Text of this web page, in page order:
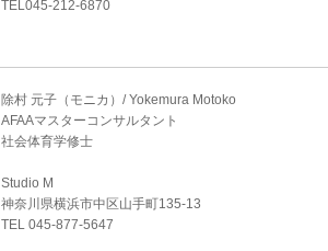
TEL045-212-6870
除村 元子（モニカ）/ Yokemura Motoko
AFAAマスターコンサルタント
社会体育学修士
Studio M
神奈川県横浜市中区山手町135-13
TEL 045-877-5647